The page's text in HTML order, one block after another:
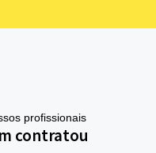
profissionais
contratou